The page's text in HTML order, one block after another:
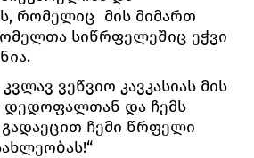
რომელიც მის მიმართ
სიწრფელეშიც ეჭვი
ვეწვიო კავკასიას მის
და ჩემს
ჩემი წრფელი